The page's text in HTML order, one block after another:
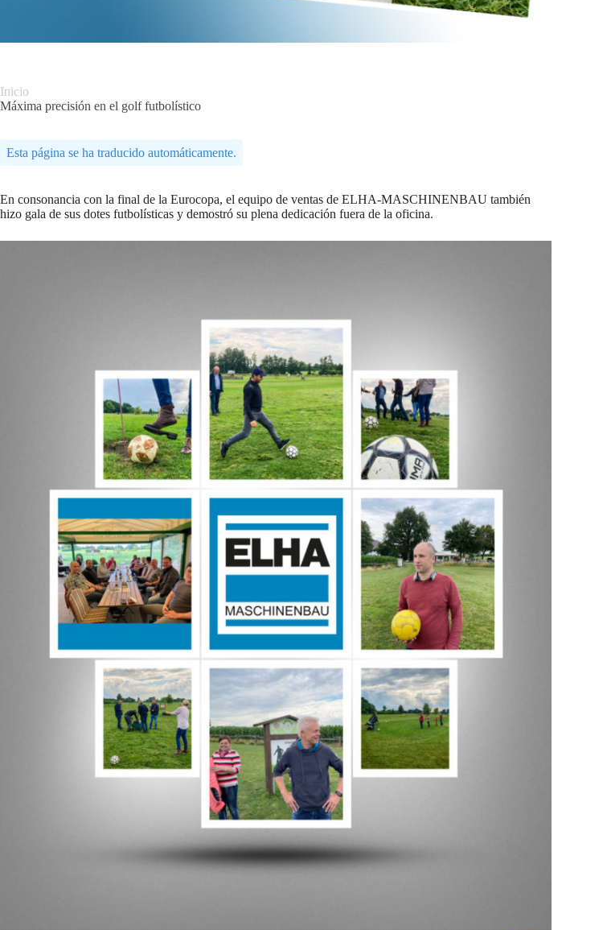
Inicio
Máxima precisión en el golf futbolístico
Esta página se ha traducido automáticamente.
En consonancia con la final de la Eurocopa, el equipo de ventas de ELHA-MASCHINENBAU también
hizo gala de sus dotes futbolísticas y demostró su plena dedicación fuera de la oficina.